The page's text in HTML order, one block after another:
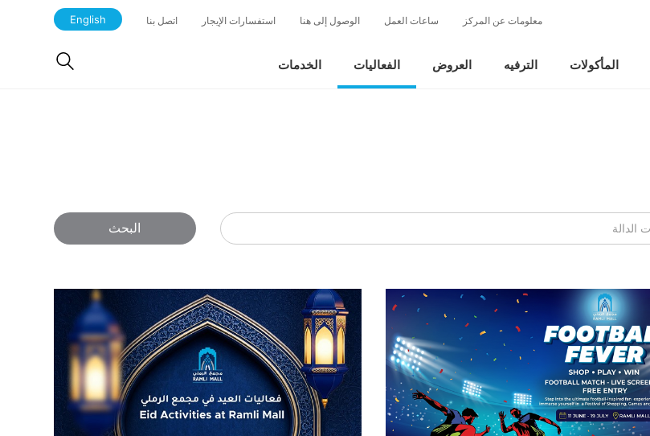
English معلومات عن المركز ساعات العمل الوصول إلى هنا استفسارات الإيجار اتصل بنا
المأكولات الترفيه العروض الفعاليات الخدمات
البحث